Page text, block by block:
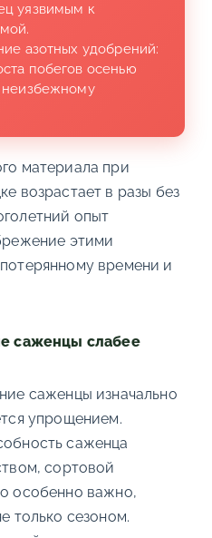
уязвимым к
азотных удобрений:
побегов осенью
неизбежному
материала при
возрастает в разы без
опыт
этими
времени и
саженцы слабее
саженцы изначально
упрощением.
саженца
сортовой
особенно важно,
только сезоном.